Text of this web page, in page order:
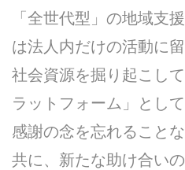
「全世代型」の地域支
は法人内だけの活動に
社会資源を掘り起こし
ラットフォーム」とし
感謝の念を忘れること
共に、新たな助け合い